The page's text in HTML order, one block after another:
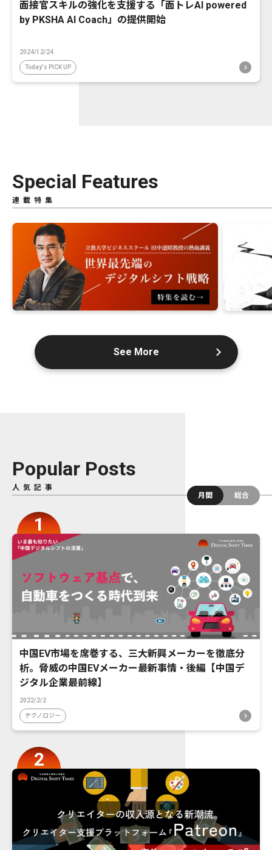
面接官スキルの強化を支援する「面トレAI powered
by PKSHA AI Coach」の提供開始
2024/12/24
Today's PICK UP
Special Features
連載特集
See More
Popular Posts
人気記事
月間
総合
中国EV市場を席巻する、三大新興メーカーを徹底分
析。脅威の中国EVメーカー最新事情・後編【中国デ
ジタル企業最前線】
2022/2/2
テクノロジー